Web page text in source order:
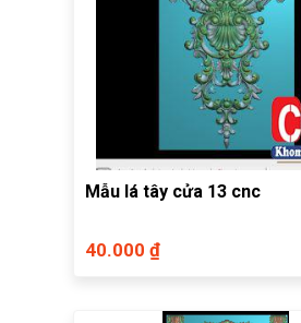
Mẫu lá tây cửa 13 cnc
40.000 ₫